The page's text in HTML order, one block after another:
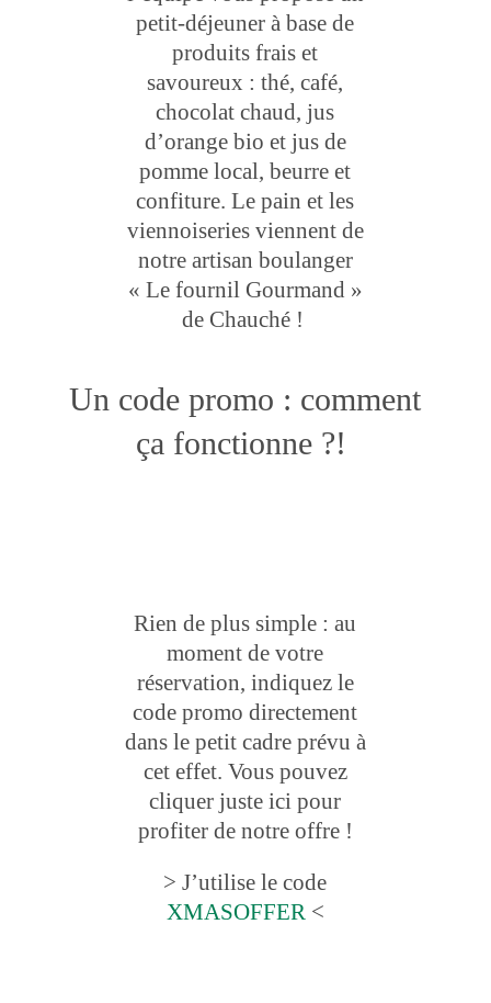
petit-déjeuner à base de
produits frais et
savoureux : thé, café,
chocolat chaud, jus
d’orange bio et jus de
pomme local, beurre et
confiture. Le pain et les
viennoiseries viennent de
notre artisan boulanger
« Le fournil Gourmand »
de Chauché !
Un code promo : comment
ça fonctionne ?!
Rien de plus simple : au
moment de votre
réservation, indiquez le
code promo directement
dans le petit cadre prévu à
cet effet. Vous pouvez
cliquer juste ici pour
profiter de notre offre !
> J’utilise le code
XMASOFFER<